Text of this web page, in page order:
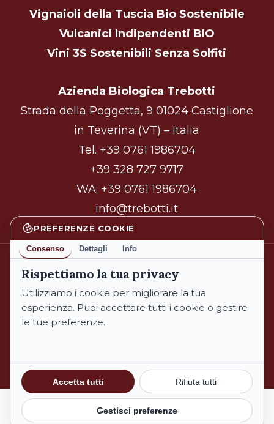
PREFERENZE COOKIE
Consenso Dettagli Info
Rispettiamo la tua privacy
Utilizziamo i cookie per migliorare la tua
esperienza. Puoi accettare tutti i cookie o gestire
le tue preferenze.
Informativa sulla PrivacyCookie Policy
Accetta tutti Rifiuta tutti
Gestisci preferenze
Subtotale: 0,00
Carrello
Vignaioli della Tuscia Bio Sostenibile
Vulcanici Indipendenti BIO
Vini 3S Sostenibili Senza Solfiti
Azienda Biologica Trebotti
Strada della Poggetta, 9 01024 Castiglione
in Teverina (VT) – Italia
Tel. +39 0761 1986704
+39 328 727 9717
WA: +39 0761 1986704
info@trebotti.it
facebook instagram
Termini e Condizioni